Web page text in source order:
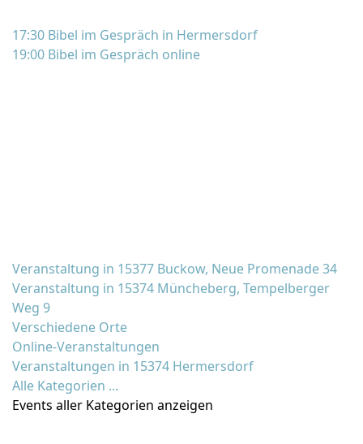
17:30 Bibel im Gespräch in Hermersdorf
19:00 Bibel im Gespräch online
Veranstaltung in 15377 Buckow, Neue Promenade 34
Veranstaltung in 15374 Müncheberg, Tempelberger
Weg 9
Verschiedene Orte
Online-Veranstaltungen
Veranstaltungen in 15374 Hermersdorf
Alle Kategorien ...
Events aller Kategorien anzeigen